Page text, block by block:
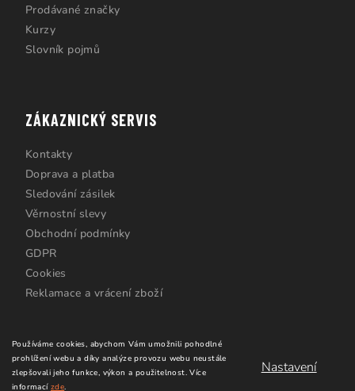
Používáme cookies, abychom Vám umožnili pohodlné
prohlížení webu a díky analýze provozu webu neustále
zlepšovali jeho funkce, výkon a použitelnost.Více
informacízde.
Nastavení
Prodávané značky
Kurzy
Slovník pojmů
ZÁKAZNICKÝ SERVIS
Kontakty
Doprava a platba
Sledování zásilek
Věrnostní slevy
Obchodní podmínky
GDPR
Cookies
Reklamace a vrácení zboží